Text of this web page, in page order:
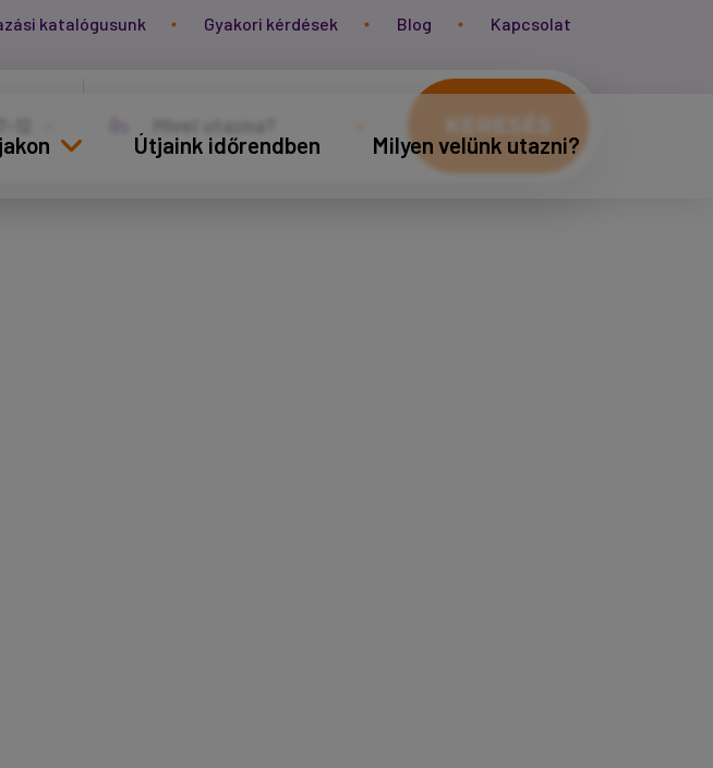
katalógusunk Gyakori kérdések Blog Kapcsolat
Útjaink időrendben Milyen velünk utazni?
KERESÉS